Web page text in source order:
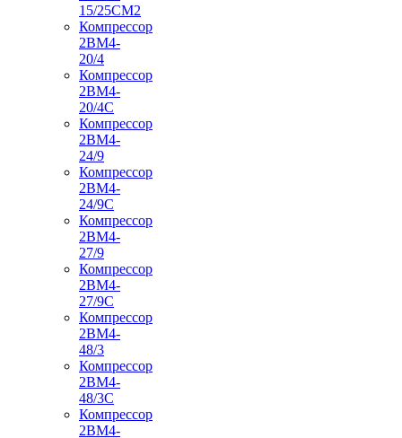
15/25СМ2
Компрессор
2ВМ4-
20/4
Компрессор
2ВМ4-
20/4С
Компрессор
2ВМ4-
24/9
Компрессор
2ВМ4-
24/9С
Компрессор
2ВМ4-
27/9
Компрессор
2ВМ4-
27/9С
Компрессор
2ВМ4-
48/3
Компрессор
2ВМ4-
48/3С
Компрессор
2ВМ4-